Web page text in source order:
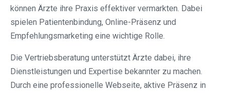
können Ärzte ihre Praxis effektiver vermarkten. Dabei
spielen Patientenbindung, Online-Präsenz und
Empfehlungsmarketing eine wichtige Rolle.
Die Vertriebsberatung unterstützt Ärzte dabei, ihre
Dienstleistungen und Expertise bekannter zu machen.
Durch eine professionelle Webseite, aktive Präsenz in